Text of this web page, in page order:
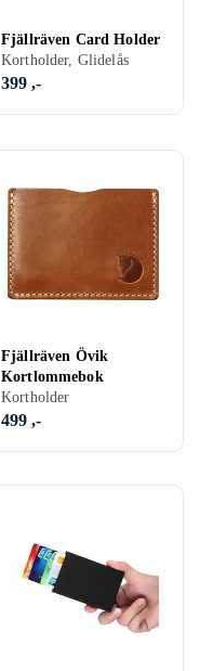
Fjällräven Card Holder
Kortholder, Glidelås
399 ,-
Fjällräven Övik
Kortlommebok
Kortholder
499 ,-